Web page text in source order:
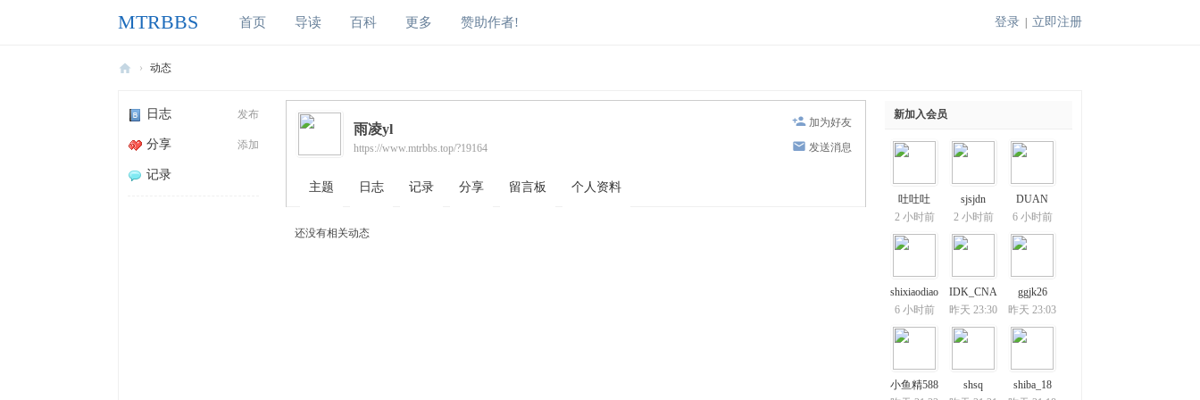
登录 立即注册
MTRBBS 首页 导读 百科 更多 赞助作者!
R
B
› 动态
发布
日志
添加
分享
记录
新加入会员
吐吐吐
2 小时前
sjsjdn
2 小时前
DUAN
6 小时前
shixiaodiao
6 小时前
IDK_CNA
昨天 23:30
ggjk26
昨天 23:03
小鱼精588
shsq
shiba_18
加为好友
发送消息
雨凌yl
https://www.mtrbbs.top/?19164
主题 日志 记录 分享 留言板 个人资料
还没有相关动态